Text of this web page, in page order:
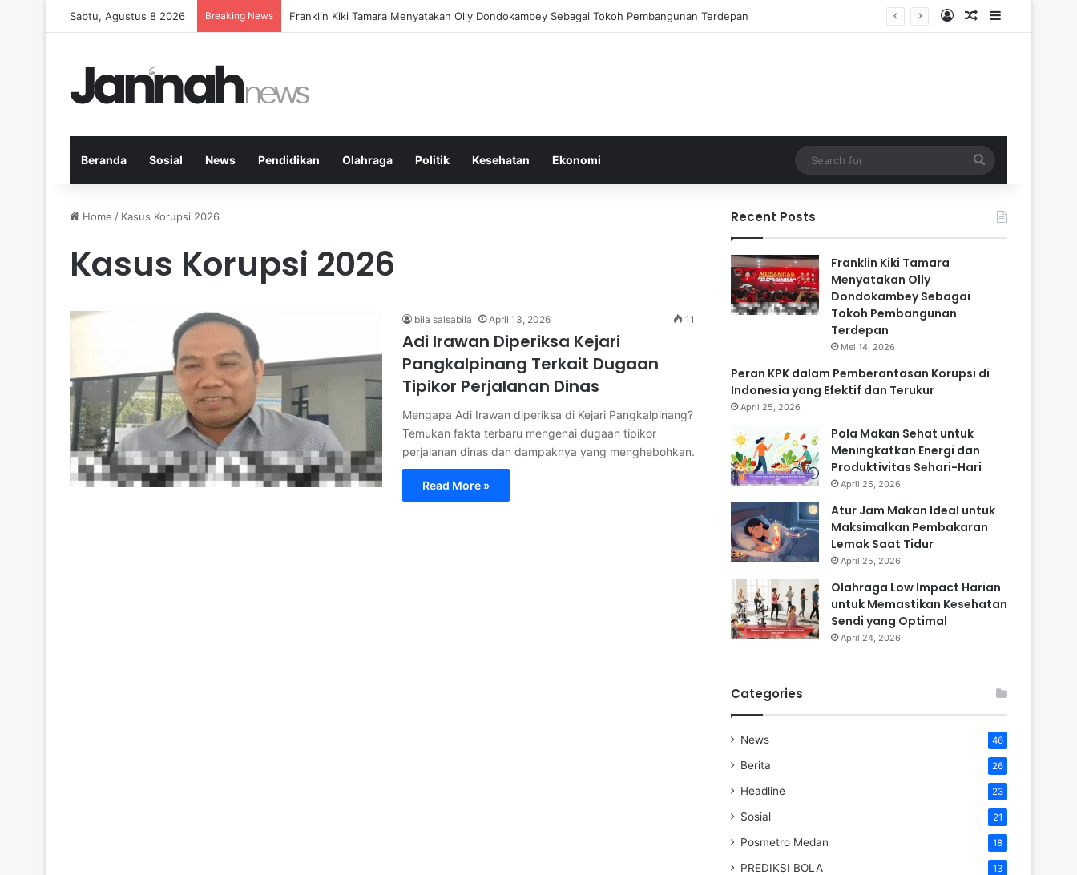
Sabtu, Agustus 8 2026 Breaking News Peran KPK dalam Pemberantasan Korupsi di Indonesia yang Efektif dan Terukur Log InRandom Article
Sidebar
Beranda Sosial News Pendidikan Olahraga Politik Kesehatan Ekonomi
for
Home / Kasus Korupsi 2026
Kasus Korupsi 2026
bila salsabila April 13, 2026 11
Adi Irawan Diperiksa Kejari
Pangkalpinang Terkait Dugaan
Tipikor Perjalanan Dinas
Mengapa Adi Irawan diperiksa di Kejari Pangkalpinang?
Temukan fakta terbaru mengenai dugaan tipikor
perjalanan dinas dan dampaknya yang menghebohkan.
Read More »
Recent Posts
Franklin Kiki Tamara
Menyatakan Olly
Dondokambey Sebagai
Tokoh Pembangunan
Terdepan
Mei 14, 2026
Peran KPK dalam Pemberantasan Korupsi di
Indonesia yang Efektif dan Terukur
April 25, 2026
Pola Makan Sehat untuk
Meningkatkan Energi dan
Produktivitas Sehari-Hari
April 25, 2026
Atur Jam Makan Ideal untuk
Maksimalkan Pembakaran
Lemak Saat Tidur
April 25, 2026
Olahraga Low Impact Harian
untuk Memastikan Kesehatan
Sendi yang Optimal
April 24, 2026
Categories
News 46
Berita 26
Headline 23
Sosial 21
Posmetro Medan 18
PREDIKSI BOLA 13